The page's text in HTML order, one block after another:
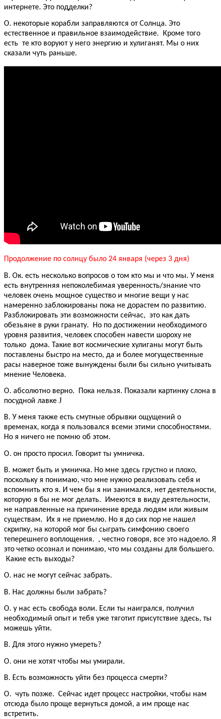
интернете. Это подделки?
О. некоторые корабли заправляются от Солнца. Это
естественное и правильное взаимодействие. Кроме того
есть те кто воруют у него энергию и хулиганят. Мы о них
сказали чуть раньше.
Продолжение по солнцу было 24 января (через 3 дня)
В. Ок. есть несколько вопросов о том кто мы и что мы. У меня
есть внутренняя непоколебимая уверенность/знание что
человек очень мощное существо и многие вещи у нас
намеренно заблокированы пока не дорастем по развитию.
Разблокировать эти возможности сейчас, это как дать
обезьяне в руки гранату. Но по достижении необходимого
уровня развития, человек способен навести шороху не
только дома. Такие вот космические хулиганы могут быть
поставлены быстро на место, да и более могущественные
расы наверное тоже вынуждены были бы сильно учитывать
мнение Человека.
О. абсолютно верно. Пока нельзя. Показали картинку слона в
посудной лавке J
В. У меня также есть смутные обрывки ощущений о
временах, когда я пользовался всеми этими способностями.
Но я ничего не помню об этом.
О. он просто просил. Говорит ты умничка.
В. может быть и умничка. Но мне здесь грустно и плохо,
поскольку я понимаю, что мне нужно реализовать себя и
вспомнить кто я. И чем бы я ни занимался, нет деятельности,
которую я бы не мог делать. Имеются в виду деятельности,
не направленные на причинение вреда людям или живым
существам. Их я не приемлю. Но я до сих пор не нашел
скрипку, на которой мог бы сыграть симфонию своего
теперешнего воплощения. , честно говоря, все это надоело. Я
это четко осознал и понимаю, что мы созданы для большего.
Какие есть выходы?
О. нас не могут сейчас забрать.
В. Нас должны были забрать?
О. у нас есть свобода воли. Если ты наигрался, получил
необходимый опыт и тебя уже тяготит присутствие здесь, ты
можешь уйти.
В. Для этого нужно умереть?
О. они не хотят чтобы мы умирали.
В. Есть возможность уйти без процесса смерти?
О. чуть позже. Сейчас идет процесс настройки, чтобы нам
отсюда было проще вернуться домой, а им проще нас
встретить.